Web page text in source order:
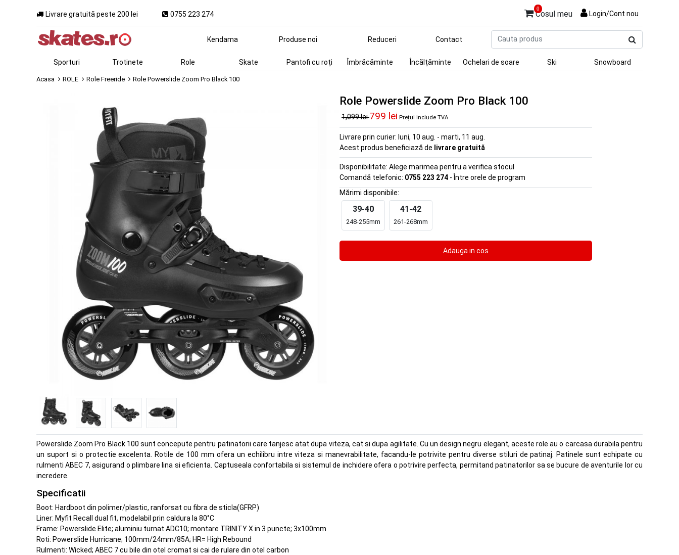
Livrare gratuită peste 200 lei 0755 223 274
0
Cosul meu Login/Cont nou
produs
Kendama Produse noi Reduceri Contact
Sporturi Trotinete Role Skate Pantofi cu roți Îmbrăcăminte Încălțăminte Ochelari de soare Ski Snowboard
Acasa ROLE Role Freeride Role Powerslide Zoom Pro Black 100
Role Powerslide Zoom Pro Black 100
1,099 lei799 lei Prețul include TVA
Livrare prin curier: luni, 10 aug. - marti, 11 aug.
Acest produs beneficiază de livrare gratuită
Disponibilitate: Alege marimea pentru a verifica stocul
Comandă telefonic: 0755 223 274 - Între orele de program
Mărimi disponibile:
39-40
248-255mm
41-42
261-268mm
Powerslide Zoom Pro Black 100 sunt concepute pentru patinatorii care tanjesc atat dupa viteza, cat si dupa agilitate. Cu un design negru elegant, aceste role au o carcasa durabila pentru
un suport si o protectie excelenta. Rotile de 100 mm ofera un echilibru intre viteza si manevrabilitate, facandu-le potrivite pentru diverse stiluri de patinaj. Patinele sunt echipate cu
rulmenti ABEC 7, asigurand o plimbare lina si eficienta. Captuseala confortabila si sistemul de inchidere ofera o potrivire perfecta, permitand patinatorilor sa se bucure de aventurile lor cu
incredere.
Specificatii
Boot: Hardboot din polimer/plastic, ranforsat cu fibra de sticla(GFRP)
Liner: Myfit Recall dual fit, modelabil prin caldura la 80°C
Frame: Powerslide Elite; aluminiu turnat ADC10; montare TRINITY X in 3 puncte; 3x100mm
Roti: Powerslide Hurricane; 100mm/24mm/85A; HR= High Rebound
Rulmenti: Wicked; ABEC 7 cu bile din otel cromat si cai de rulare din otel carbon